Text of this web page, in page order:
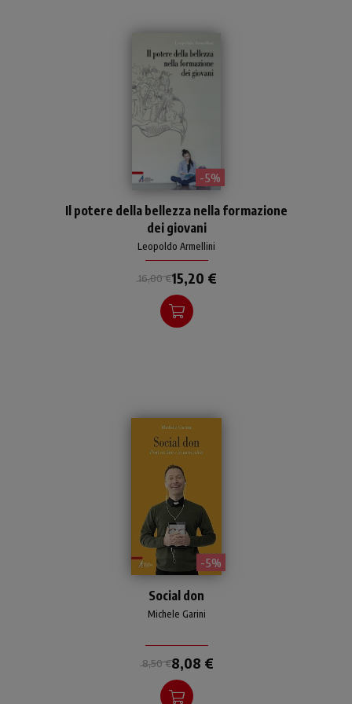
- 5%
bellezza, speranza per i
giovani, fondamento per
varcare l'attuale crisi di
valori.
Il potere della bellezza nella formazione
dei giovani
Leopoldo Armellini
16,00 €15,20 €
- 5%
ciascuna con le sue
caratteristiche, pregi e
ironia.
Social don
Michele Garini
8,50 €8,08 €